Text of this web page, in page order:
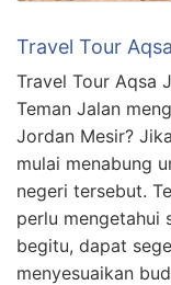
Travel Tour
Travel Tour Aqsa
Teman Jalan
Jordan Mesir?
mulai menabung
negeri tersebut.
perlu mengetahui
begitu, dapat
menyesuaikan